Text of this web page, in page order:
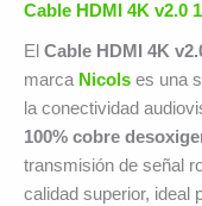
Cable HDMI 4K v2.0
El Cable HDMI 4K
marca Nicols es una
la conectividad
100% cobre
transmisión de señal
calidad superior, ideal